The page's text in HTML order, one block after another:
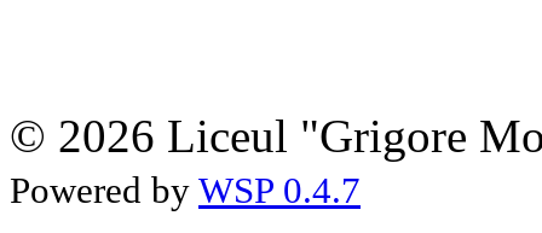
© 2026 Liceul "Grigore
Powered by WSP 0.4.7